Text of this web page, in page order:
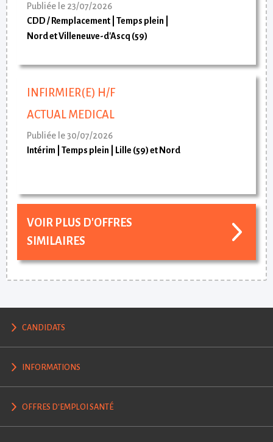
Publiée le 23/07/2026
CDD / Remplacement
Temps plein
Nord et Villeneuve-d'Ascq (59)
INFIRMIER(E) H/F
ACTUAL MEDICAL
Publiée le 30/07/2026
Intérim
Temps plein Lille (59) et Nord
VOIR PLUS D'OFFRES
SIMILAIRES
CANDIDATS
INFORMATIONS
OFFRES D'EMPLOI SANTÉ